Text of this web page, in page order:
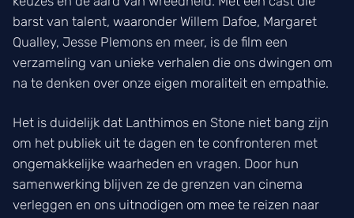
barst van talent, waaronder Willem Dafoe, Margaret
Qualley, Jesse Plemons en meer, is de film een
verzameling van unieke verhalen die ons dwingen om
na te denken over onze eigen moraliteit en empathie.
Het is duidelijk dat Lanthimos en Stone niet bang zijn
om het publiek uit te dagen en te confronteren met
ongemakkelijke waarheden en vragen. Door hun
samenwerking blijven ze de grenzen van cinema
verleggen en ons uitnodigen om mee te reizen naar